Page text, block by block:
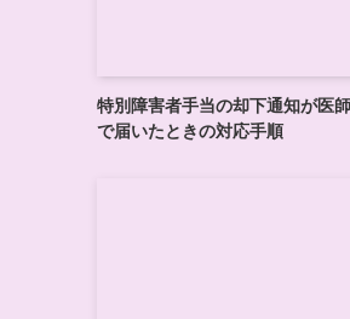
特別障害者手当の却下通知が医
で届いたときの対応手順